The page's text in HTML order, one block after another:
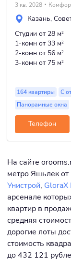
3 кв. 2028
Казань,
Студии от 28 м2
1-комн от 33 м2
2-комн от 56 м2
3-комн от 75 м2
164 квартиры
С
Панорамные окна
Телефон
На сайте
метро Яшьлек от
Унистрой,
арсенале
квартир в
средняя
дорогие лоты
стоимость
до 432 121